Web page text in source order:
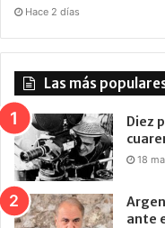
Hace 2 días
Las más
Diez
18
ante